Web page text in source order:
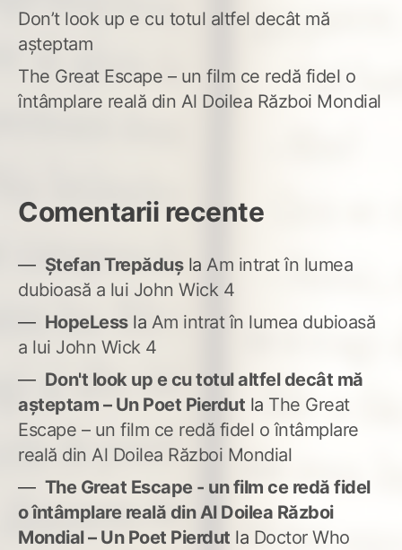
Don’t look up e cu totul altfel decât mă
așteptam
The Great Escape – un film ce redă fidel o
întâmplare reală din Al Doilea Război Mondial
Comentarii recente
Ștefan Trepădușla Am intrat în lumea
dubioasă a lui John Wick 4
HopeLessla Am intrat în lumea dubioasă
a lui John Wick 4
Don't look up e cu totul altfel decât mă
așteptam – Un Poet Pierdut la The Great
Escape – un film ce redă fidel o întâmplare
reală din Al Doilea Război Mondial
The Great Escape - un film ce redă fidel
o întâmplare reală din Al Doilea Război
Mondial – Un Poet Pierdut la Doctor Who